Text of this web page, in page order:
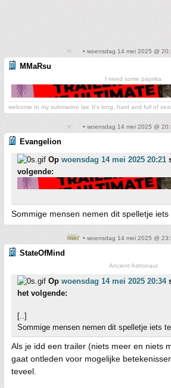
• woensdag 14 mei 2025 @
MMaRsu
I need some paprika
welcome to my submarine lair. It's long, hard and full of
• woensdag 14 mei 2025 @
Evangelion
Op woensdag 14 mei 2025 20:21
volgende:
Sommige mensen nemen dit spelletje
• woensdag 14 mei 2025 @
StateOfMind
Ancient Astronaut
Op woensdag 14 mei 2025 20:34
het volgende:
[..]
Sommige mensen nemen dit spelletje iets
Als je idd een trailer (niets meer en niets
gaat ontleden voor mogelijke
teveel.